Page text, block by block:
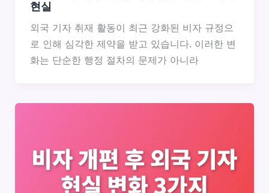
현실
외국 기자 취재 활동이 최근 강화된 비자 규정으
로 인해 심각한 제약을 받고 있습니다. 이러한 변
화는 단순한 행정 절차의 문제가 아니라